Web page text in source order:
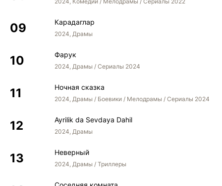
Карадаглар
2024, Драмы
Фарук
2024, Драмы / Сериалы 2024
Ночная сказка
2024, Драмы / Боевики / Мелодрамы / Сериалы 2024
Ayrilik da Sevdaya Dahil
2024, Драмы
Неверный
2024, Драмы / Триллеры